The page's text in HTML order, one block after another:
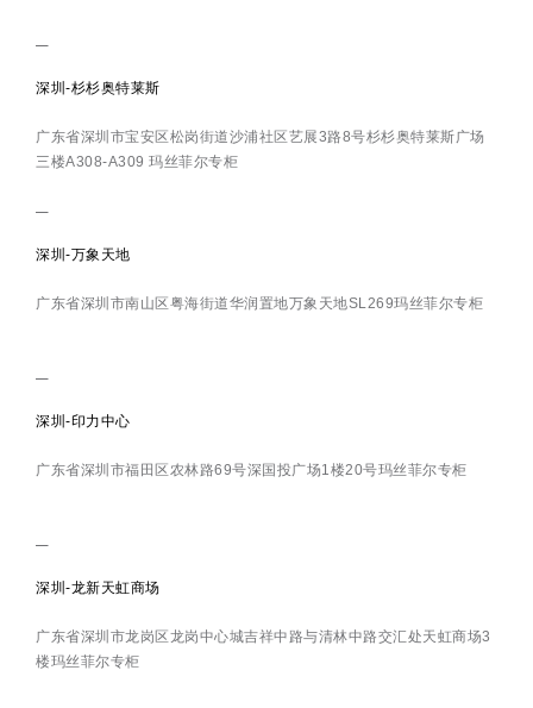
深圳-杉杉奥特莱斯
广东省深圳市宝安区松岗街道沙浦社区艺展3路8号杉杉奥特莱斯广场
三楼A308-A309 玛丝菲尔专柜
深圳-万象天地
广东省深圳市南山区粤海街道华润置地万象天地SL269玛丝菲尔专柜
深圳-印力中心
广东省深圳市福田区农林路69号深国投广场1楼20号玛丝菲尔专柜
深圳-龙新天虹商场
广东省深圳市龙岗区龙岗中心城吉祥中路与清林中路交汇处天虹商场3
楼玛丝菲尔专柜